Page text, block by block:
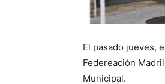
El pasado jueves,
Federeación
Municipal.